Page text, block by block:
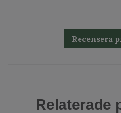
Recensera
Relaterade